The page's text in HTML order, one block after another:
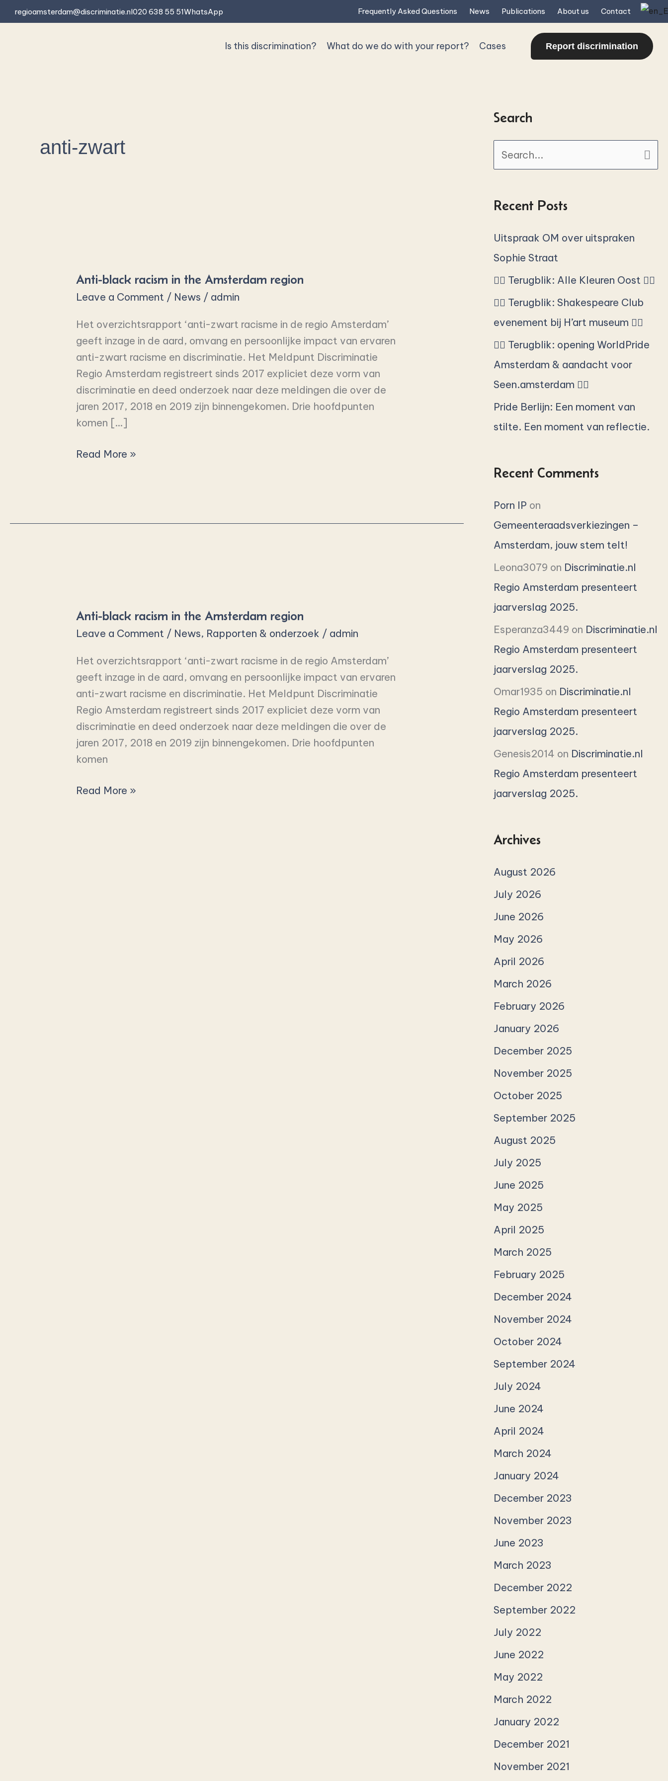
Skip
to
regioamsterdam@discriminatie.nl020 638 55 51WhatsApp Frequently Asked Questions News Publications About us Contact
Is this discrimination? What do we do with your report? Cases Report discrimination
anti-zwart
Anti-black racism in the Amsterdam region
Leave a Comment / News / admin
Het overzichtsrapport ‘anti-zwart racisme in de regio Amsterdam’
geeft inzage in de aard, omvang en persoonlijke impact van ervaren
anti-zwart racisme en discriminatie. Het Meldpunt Discriminatie
Regio Amsterdam registreert sinds 2017 expliciet deze vorm van
discriminatie en deed onderzoek naar deze meldingen die over de
jaren 2017, 2018 en 2019 zijn binnengekomen. Drie hoofdpunten
komen […]
racism
in
Amsterdam
region
Read More »
Anti-black racism in the Amsterdam region
Leave a Comment / News, Rapporten & onderzoek / admin
Het overzichtsrapport ‘anti-zwart racisme in de regio Amsterdam’
geeft inzage in de aard, omvang en persoonlijke impact van ervaren
anti-zwart racisme en discriminatie. Het Meldpunt Discriminatie
Regio Amsterdam registreert sinds 2017 expliciet deze vorm van
discriminatie en deed onderzoek naar deze meldingen die over de
jaren 2017, 2018 en 2019 zijn binnengekomen. Drie hoofdpunten
komen
racism
in
Amsterdam
region
Read More »
Search
a
c
h
f
o
Recent Posts
Uitspraak OM over uitspraken
Sophie Straat
🏳️‍🌈 Terugblik: Alle Kleuren Oost 🏳️‍🌈
🏳️‍🌈 Terugblik: Shakespeare Club
evenement bij H’art museum 🏳️‍🌈
🏳️‍🌈 Terugblik: opening WorldPride
Amsterdam & aandacht voor
Seen.amsterdam 🏳️‍🌈
Pride Berlijn: Een moment van
stilte. Een moment van reflectie.
Recent Comments
Porn IP on
Gemeenteraadsverkiezingen –
Amsterdam, jouw stem telt!
Leona3079 on Discriminatie.nl
Regio Amsterdam presenteert
jaarverslag 2025.
Esperanza3449 on Discriminatie.nl
Regio Amsterdam presenteert
jaarverslag 2025.
Omar1935 on Discriminatie.nl
Regio Amsterdam presenteert
jaarverslag 2025.
Genesis2014 on Discriminatie.nl
Regio Amsterdam presenteert
jaarverslag 2025.
Archives
August 2026
July 2026
June 2026
May 2026
April 2026
March 2026
February 2026
January 2026
December 2025
November 2025
October 2025
September 2025
August 2025
July 2025
June 2025
May 2025
April 2025
March 2025
February 2025
December 2024
November 2024
October 2024
September 2024
July 2024
June 2024
April 2024
March 2024
January 2024
December 2023
November 2023
June 2023
March 2023
December 2022
September 2022
July 2022
June 2022
May 2022
March 2022
January 2022
December 2021
November 2021